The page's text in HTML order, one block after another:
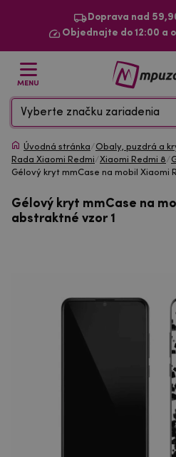
Doprava nad
Objednajte do 12:00 a
MENU
Vyberte značku zariadenia
Úvodná stránka/Obaly, puzdrá a
Rada Xiaomi Redmi/Xiaomi Redmi 8/
Gélový kryt mmCase na mobil Xiaomi
Gélový kryt mmCase na
abstraktné vzor 1